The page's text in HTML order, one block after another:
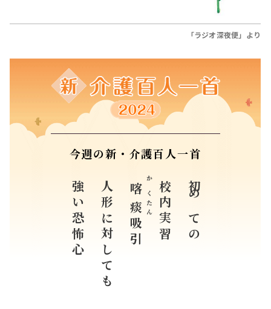
「ラジオ深夜便」より
今週の新・介護百人一首
初めての
校内実習
喀痰かくたん
吸引
人形に対しても
強い恐怖心